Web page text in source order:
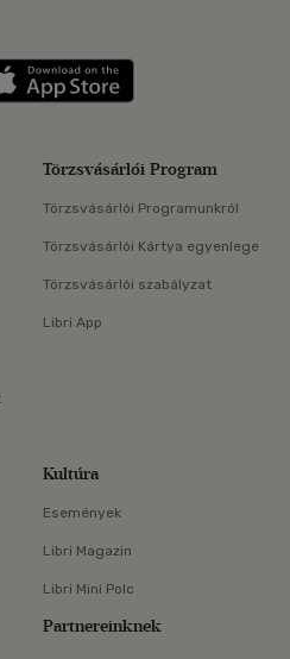
a LinkedInen
Szerezd meg: Google
Törzsvásárlói Program
Törzsvásárlói Programunkról
Törzsvásárlói Kártya egyenlege
Törzsvásárlói szabályzat
Libri App
Kultúra
Események
Libri Magazin
Libri Mini Polc
Partnereinknek